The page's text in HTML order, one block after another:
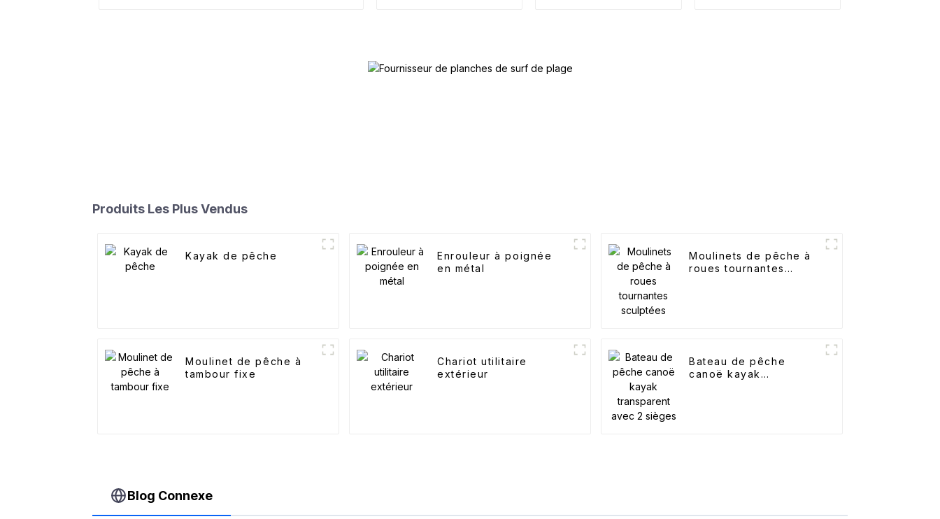
Produits Les Plus Vendus
Kayak de pêche
Enrouleur à poignée
en métal
Moulinets de pêche à
roues tournantes
Moulinet de pêche à
tambour fixe
Chariot utilitaire
extérieur
Bateau de pêche
canoë kayak
Blog Connexe